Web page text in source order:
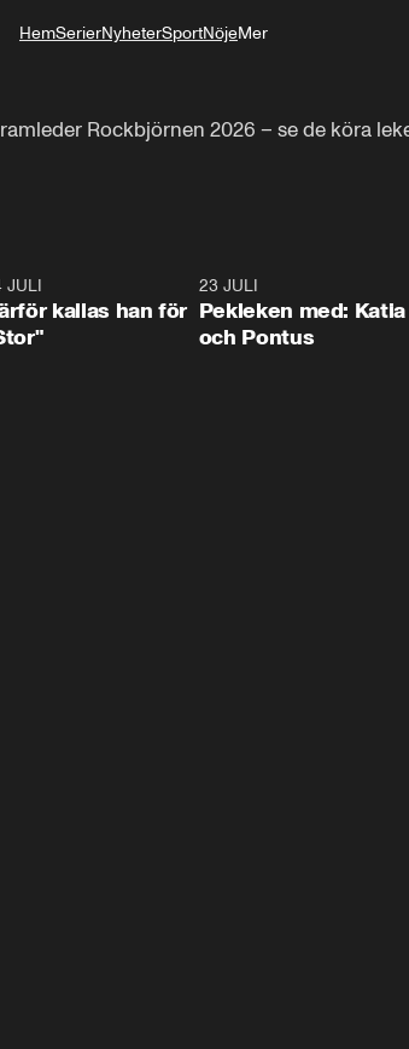
HemSerierNyheterSportNöjeMer
Rockbjörnen 2026 – se de köra
JULI
kallas han för
23 JULI
Pekleken med: Katia
och Pontus